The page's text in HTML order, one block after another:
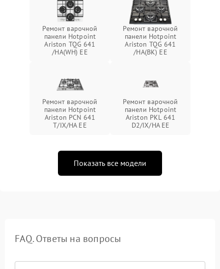
Ремонт варочной
панели Hotpoint
Ariston TQG 641
/HA(WH) EE
Ремонт варочной
панели Hotpoint
Ariston TQG 641
/HA(BK) EE
Ремонт варочной
панели Hotpoint
Ariston PCN 641
T/IX/HA EE
Ремонт варочной
панели Hotpoint
Ariston PKL 641
D2/IX/HA EE
Показать все модели
FAQ. Ответы на вопросы